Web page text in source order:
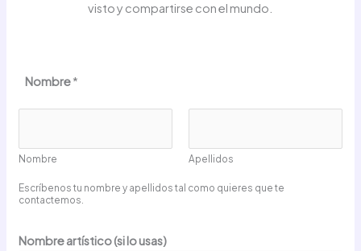
visto y compartirse con el mundo.
Nombre*
Nombre Apellidos
Escríbenos tu nombre y apellidos tal como quieres que te
contactemos.
Nombre artístico (si lo usas)